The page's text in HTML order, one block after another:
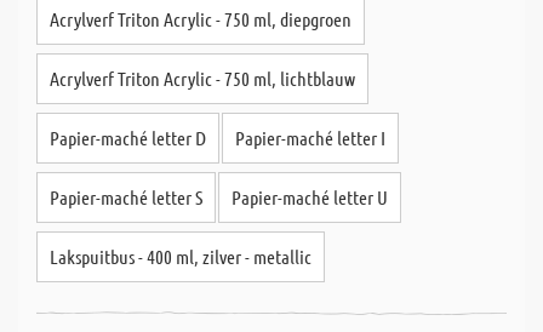
Acrylverf Triton Acrylic - 750 ml, diepgroen
Acrylverf Triton Acrylic - 750 ml, lichtblauw
Papier-maché letter D Papier-maché letter I
Papier-maché letter S Papier-maché letter U
Lakspuitbus - 400 ml, zilver - metallic